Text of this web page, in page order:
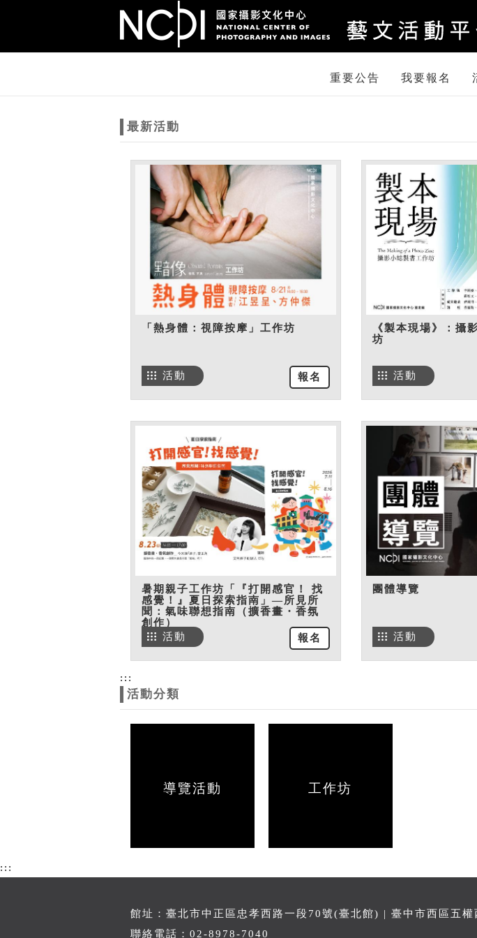
重要公告 我要報名
最新活動
「熱身體：視障按摩」工作坊
報名
活動
《製本現場》：攝
坊
活動
暑期親子工作坊「『打開感官！ 找
感覺！』夏日探索指南」—所見所
聞：氣味聯想指南（擴香畫・香氛
創作）
報名
活動
團體導覽
活動
:::
活動分類
導覽活動 工作坊
:::
館址：臺北市中正區忠孝西路一段70號(臺北館) | 臺中市西區五
聯絡電話：02-8978-7040